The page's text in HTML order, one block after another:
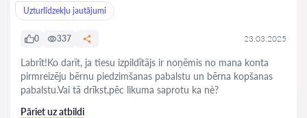
Uzturlīdzekļu jautājumi
0 337 23.03.2025
Labrīt!Ko darīt, ja tiesu izpildītājs ir noņēmis no mana konta
pirmreizēju bērnu piedzimšanas pabalstu un bērna kopšanas
pabalstu.Vai tā drīkst,pēc likuma saprotu ka nè?
Pāriet uz atbildi